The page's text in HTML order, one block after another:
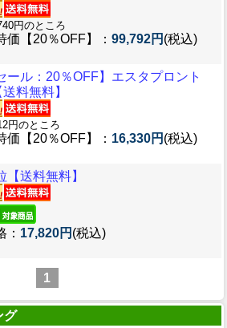
円のところ
価【20％OFF】： 99,792円 (税込)
ール：20％OFF】エスタプロント
料無料】
円のところ
価【20％OFF】： 16,330円 (税込)
【送料無料】
： 17,820円 (税込)
1
グ